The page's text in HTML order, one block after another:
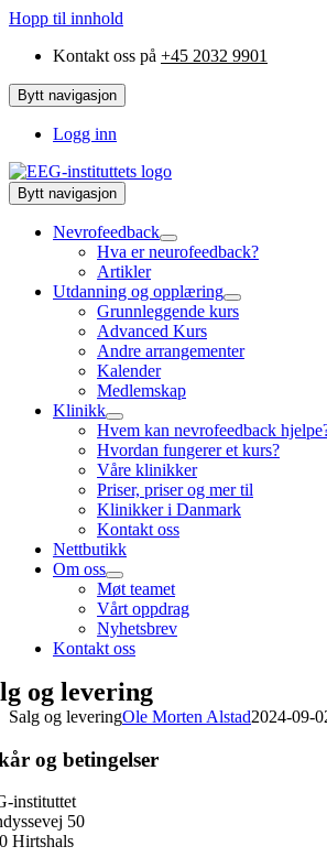
Hopp til innhold
Kontakt oss på +45 2032 9901
Bytt navigasjon
Logg inn
Bytt navigasjon
Nevrofeedback
Hva er neurofeedback?
Artikler
Utdanning og opplæring
Grunnleggende kurs
Advanced Kurs
Andre arrangementer
Kalender
Medlemskap
Klinikk
Hvem kan nevrofeedback
Hvordan fungerer et kurs?
Våre klinikker
Priser, priser og mer til
Klinikker i Danmark
Kontakt oss
Nettbutikk
Om oss
Møt teamet
Vårt oppdrag
Nyhetsbrev
Kontakt oss
og levering
Salg og leveringOle Morten Alstad2024-09-
og betingelser
instituttet
50
Hirtshals